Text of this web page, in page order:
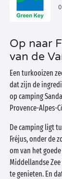
Op naar
van de
Een turkooizen
dat zijn de
op camping
Provence-Alpes-
De camping ligt
Fréjus, onder de
om van het
Middellandse
te genieten. En